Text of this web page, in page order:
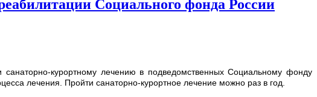
Социального фонда России
санаторно-курортному лечению в подведомственных Социальному фонду
лечения. Пройти санаторно-курортное лечение можно раз в год.